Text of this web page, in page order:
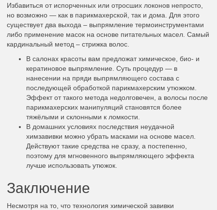
Избавиться от испорченных или отросших локонов непросто,
но возможно — как в парикмахерской, так и дома. Для этого
существует два выхода – выпрямление термоинструментами
либо применение масок на основе питательных масел. Самый
кардинальный метод – стрижка волос.
В салонах красоты вам предложат химическое, био- и
кератиновое выпрямление. Суть процедур — в
нанесении на пряди выпрямляющего состава с
последующей обработкой парикмахерским утюжком.
Эффект от такого метода недолговечен, а волосы после
парикмахерских манипуляций становятся более
тяжёлыми и склонными к ломкости.
В домашних условиях последствия неудачной
химзавивки можно убрать масками на основе масел.
Действуют такие средства не сразу, а постепенно,
поэтому для мгновенного выпрямляющего эффекта
лучше использовать утюжок.
Заключение
Несмотря на то, что технология химической завивки